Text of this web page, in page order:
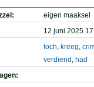
eigen maaksel
12 juni 2025
toch, kreeg,
verdiend , had